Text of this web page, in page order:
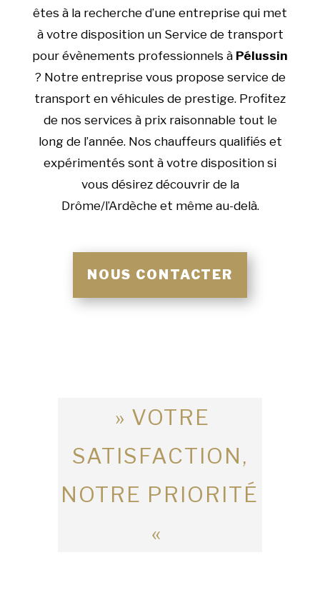
êtes à la recherche d’une entreprise qui met
à votre disposition un Service de transport
pour évènements professionnels à Pélussin
? Notre entreprise vous propose service de
transport en véhicules de prestige. Profitez
de nos services à prix raisonnable tout le
long de l’année. Nos chauffeurs qualifiés et
expérimentés sont à votre disposition si
vous désirez découvrir de la
Drôme/l’Ardèche et même au-delà.
NOUS CONTACTER
» VOTRE
SATISFACTION,
NOTRE PRIORITÉ
«